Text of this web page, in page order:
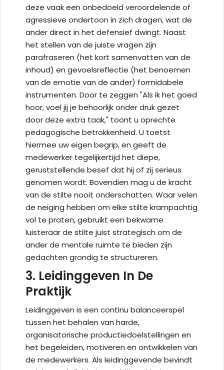
deze vaak een onbedoeld veroordelende of
agressieve ondertoon in zich dragen, wat de
ander direct in het defensief dwingt. Naast
het stellen van de juiste vragen zijn
parafraseren (het kort samenvatten van de
inhoud) en gevoelsreflectie (het benoemen
van de emotie van de ander) formidabele
instrumenten. Door te zeggen "Als ik het goed
hoor, voel jij je behoorlijk onder druk gezet
door deze extra taak," toont u oprechte
pedagogische betrokkenheid. U toetst
hiermee uw eigen begrip, en geeft de
medewerker tegelijkertijd het diepe,
geruststellende besef dat hij of zij serieus
genomen wordt. Bovendien mag u de kracht
van de stilte nooit onderschatten. Waar velen
de neiging hebben om elke stilte krampachtig
vol te praten, gebruikt een bekwame
luisteraar de stilte juist strategisch om de
ander de mentale ruimte te bieden zijn
gedachten grondig te structureren.
3. Leidinggeven In De
Praktijk
Leidinggeven is een continu balanceerspel
tussen het behalen van harde,
organisatorische productiedoelstellingen en
het begeleiden, motiveren en ontwikkelen van
de medewerkers. Als leidinggevende bevindt